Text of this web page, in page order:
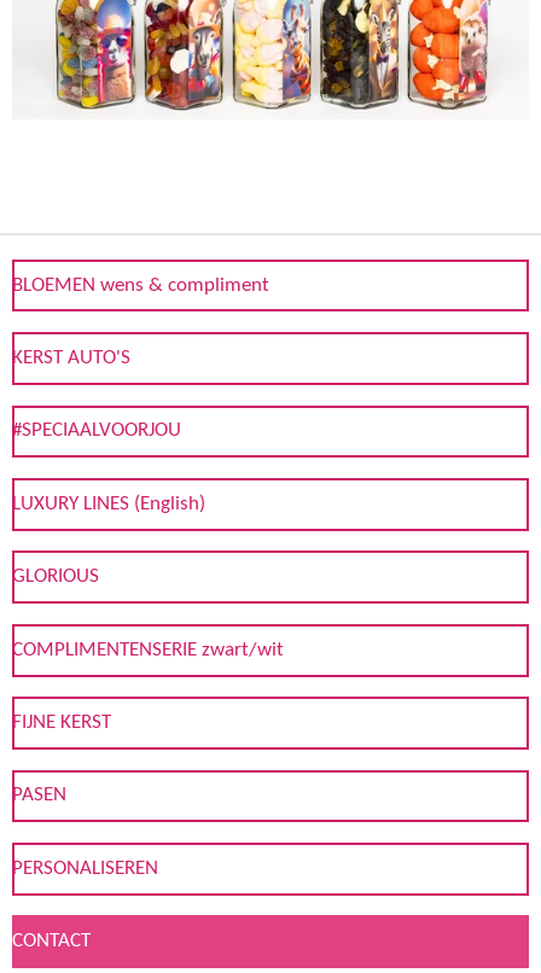
BLOEMEN wens & compliment
KERST AUTO'S
#SPECIAALVOORJOU
LUXURY LINES (English)
GLORIOUS
COMPLIMENTENSERIE zwart/wit
FIJNE KERST
PASEN
PERSONALISEREN
CONTACT